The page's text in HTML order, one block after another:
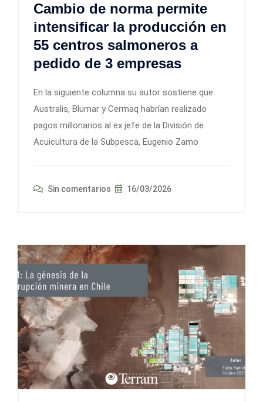
Cambio de norma permite
intensificar la producción en
55 centros salmoneros a
pedido de 3 empresas
En la siguiente columna su autor sostiene que
Australis, Blumar y Cermaq habrían realizado
pagos millonarios al ex jefe de la División de
Acuicultura de la Subpesca, Eugenio Zamo
Sin comentarios 16/03/2026